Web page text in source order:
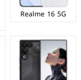
Realme 16 5G